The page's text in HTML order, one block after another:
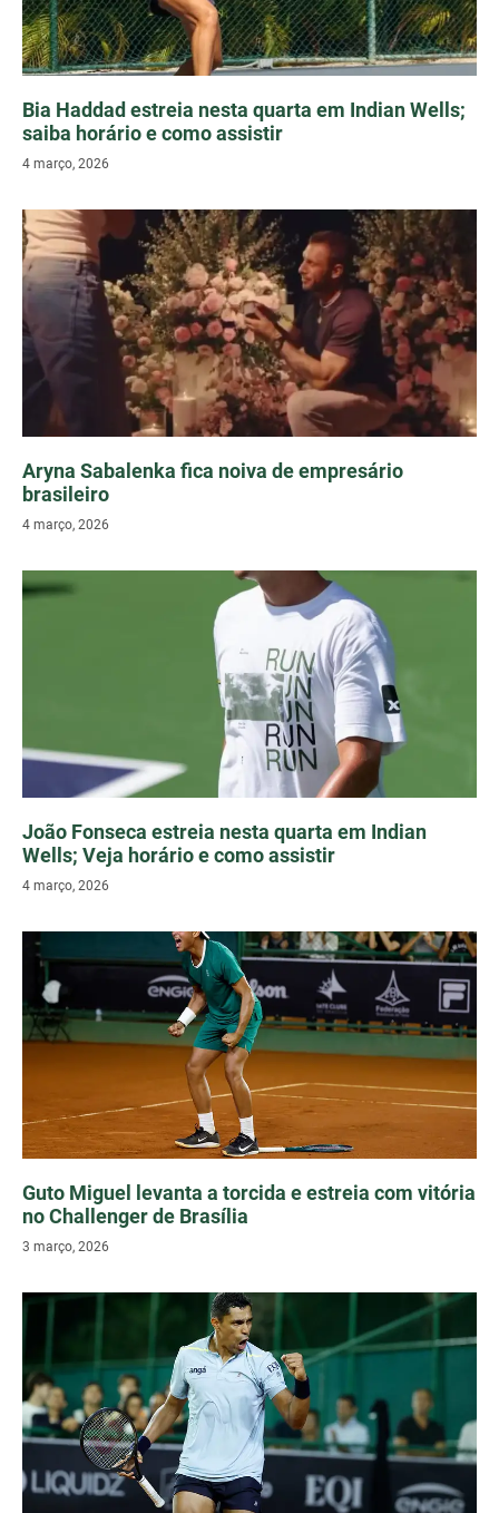
Bia Haddad estreia nesta quarta em Indian Wells;
saiba horário e como assistir
4 março, 2026
Aryna Sabalenka fica noiva de empresário
brasileiro
4 março, 2026
João Fonseca estreia nesta quarta em Indian
Wells; Veja horário e como assistir
4 março, 2026
Guto Miguel levanta a torcida e estreia com vitória
no Challenger de Brasília
3 março, 2026